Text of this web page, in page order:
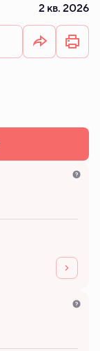
2 кв. 2026